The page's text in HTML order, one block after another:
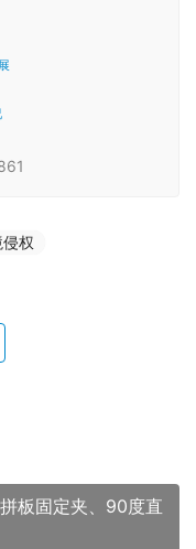
权
板固定夹、90度直